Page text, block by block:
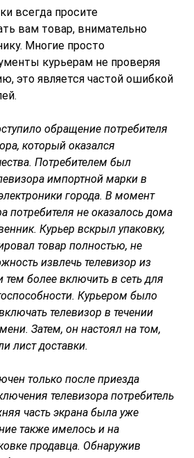
всегда просите
вам товар, внимательно
Многие просто
курьерам не проверяя
это является частой ошибкой
обращение потребителя
который оказался
Потребителем был
импортной марки в
города. В момент
потребителя не оказалось дома
Курьер вскрыл упаковку,
товар полностью, не
извлечь телевизор из
тем более включить в сеть для
Курьером было
телевизор в течении
Затем, он настоял на том,
лист доставки.
только после приезда
телевизора потребитель
часть экрана была уже
также имелось и на
продавца. Обнаружив